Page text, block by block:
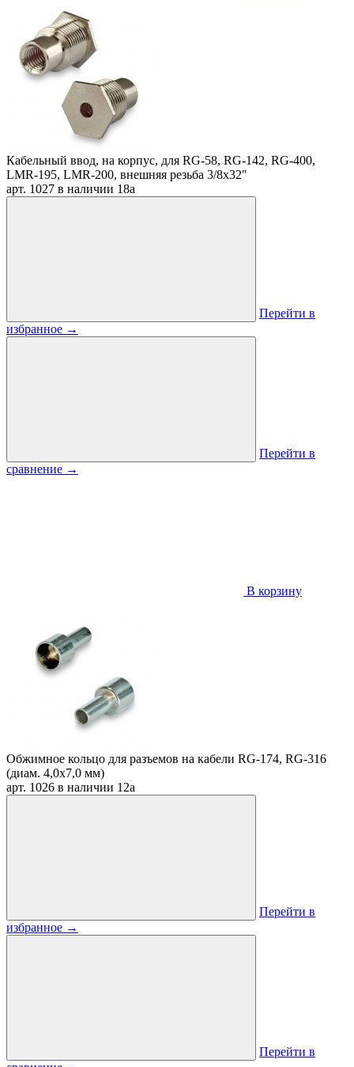
Кабельный ввод, на корпус, для RG-58, RG-142, RG-400,
LMR-195, LMR-200, внешняя резьба 3/8х32"
арт. 1027 в наличии 18a
Перейти в
избранное →
Перейти в
сравнение →
В корзину
Обжимное кольцо для разъемов на кабели RG-174, RG-316
(диам. 4,0х7,0 мм)
арт. 1026 в наличии 12a
Перейти в
избранное →
Перейти в